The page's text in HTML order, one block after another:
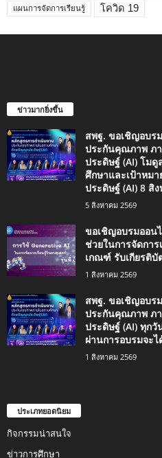
แผนการจัดการเรียนรู้ โควิด 19
ข่าวมากยิ่งขึ้น
สพฐ. ขอเชิญอบร
ประกันคุณภาพ ภ
ประดิษฐ์ (AI) โม
ศึกษาและเป้าหม
ประดิษฐ์ (AI) 8 สิ
5 สิงหาคม 2569
ขอเชิญอบรมออน
ช่วยในการจัดกา
เกณฑ์ รับเกียรติบั
1 สิงหาคม 2569
สพฐ. ขอเชิญอบร
ประกันคุณภาพ ภ
ประดิษฐ์ (AI) ทุกวั
ผ่านการอบรมจะ
1 สิงหาคม 2569
ประเภทยอดนิยม
กิจกรรมน่าสนใจ
ข่าวการศึกษา